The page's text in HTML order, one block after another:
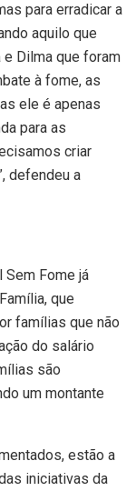
para erradicar a
aquilo que
Dilma que foram
à fome, as
ele é apenas
para as
criar
defendeu a
Fome já
que
famílias que não
do salário
são
um montante
estão a
iniciativas da